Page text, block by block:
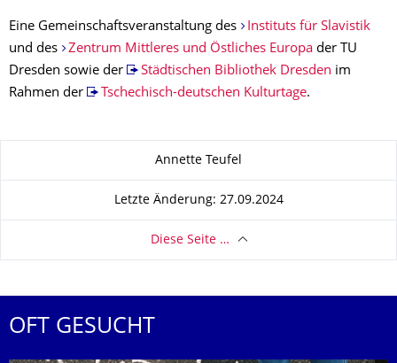
Eine Gemeinschaftsveranstaltung des
Instituts für Slavistik
und des
Zentrum Mittleres und Östliches Europader TU
Dresden sowie der
Städtischen Bibliothek Dresden im
Rahmen der
Tschechisch-deutschen Kulturtage.
Annette Teufel
Letzte Änderung: 27.09.2024
Diese Seite …
OFT GESUCHT